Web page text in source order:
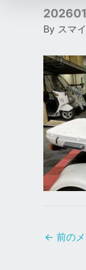
By スマ
← 前の